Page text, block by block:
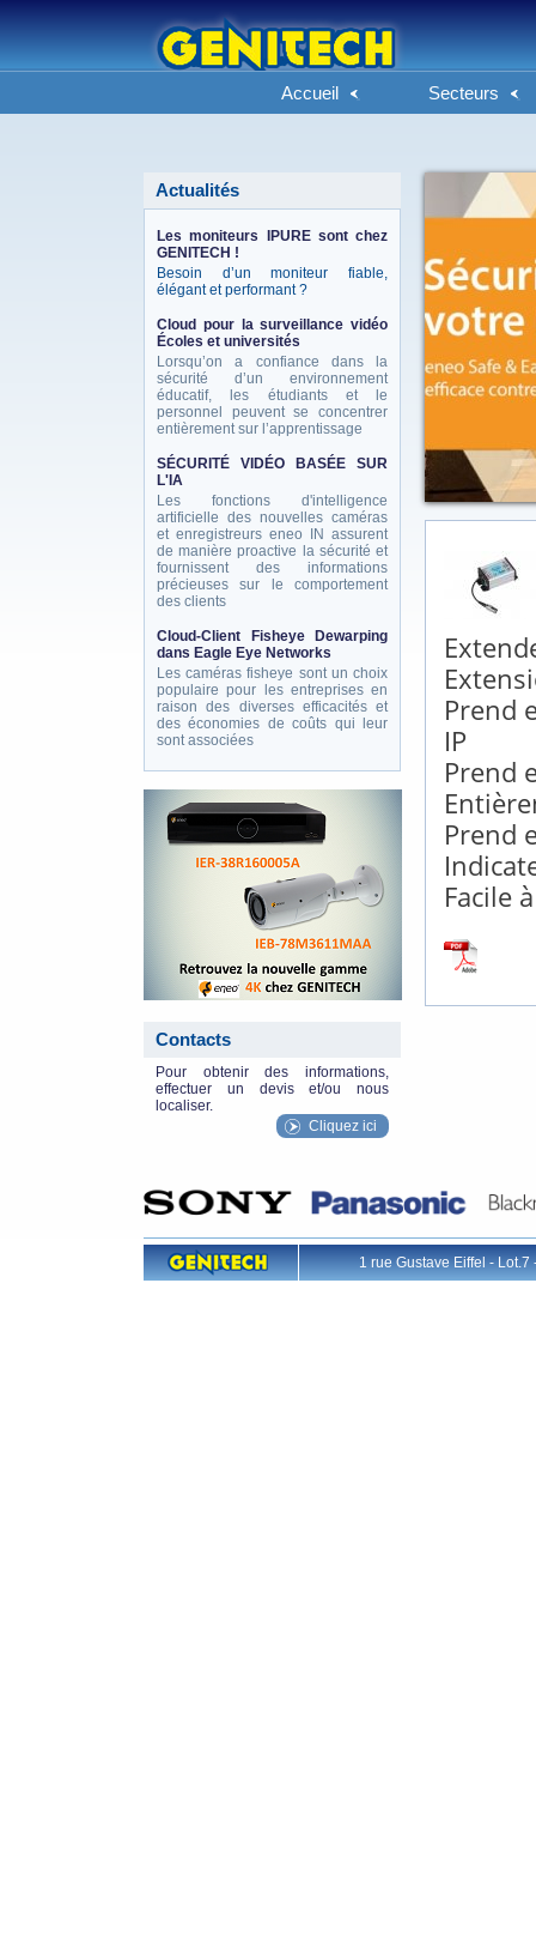
Accueil Secteurs
Actualités
Les moniteurs IPURE sont chez
GENITECH !
Besoin d’un moniteur fiable,
élégant et performant ?
Cloud pour la surveillance vidéo
Écoles et universités
Lorsqu’on a confiance dans la
sécurité d’un environnement
éducatif, les étudiants et le
personnel peuvent se concentrer
entièrement sur l’apprentissage
SÉCURITÉ VIDÉO BASÉE SUR
L'IA
Les fonctions d'intelligence
artificielle des nouvelles caméras
et enregistreurs eneo IN assurent
de manière proactive la sécurité et
fournissent des informations
précieuses sur le comportement
des clients
Cloud-Client Fisheye Dewarping
dans Eagle Eye Networks
Les caméras fisheye sont un choix
populaire pour les entreprises en
raison des diverses efficacités et
des économies de coûts qui leur
sont associées
Contacts
Pour obtenir des informations,
effectuer un devis et/ou nous
localiser.
Cliquez ici
Prend
IP
Prend
Prend
Facile
1 rue Gustave Eiffel -